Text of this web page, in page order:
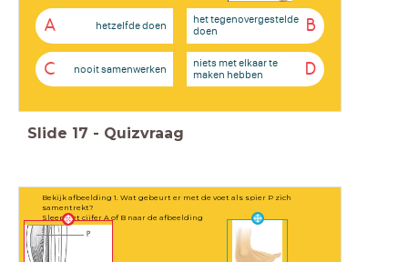
A hetzelfde doen B
het tegenovergestelde
doen
C nooit samenwerken D
niets met elkaar te
maken hebben
Slide 17 - Quizvraag
Bekijk afbeelding 1. Wat gebeurt er met de voet als spier P zich
samentrekt?
Sleep het cijfer A of B naar de afbeelding